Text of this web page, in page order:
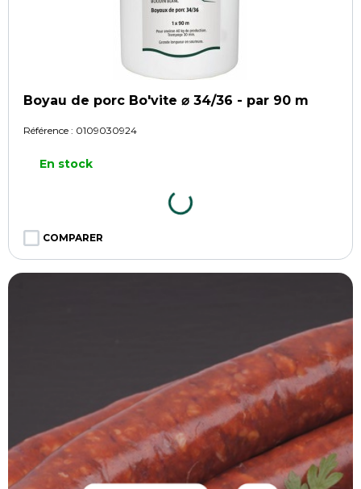
Boyau de porc Bo'vite ⌀ 34/36 - par 90 m
Référence : 0109030924
En stock
COMPARER